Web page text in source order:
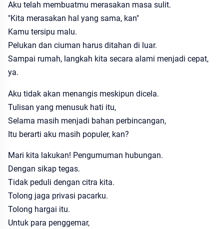
Aku telah membuatmu merasakan masa sulit.
"Kita merasakan hal yang sama, kan"
Kamu tersipu malu.
Pelukan dan ciuman harus ditahan di luar.
Sampai rumah, langkah kita secara alami menjadi cepat,
ya.
Aku tidak akan menangis meskipun dicela.
Tulisan yang menusuk hati itu,
Selama masih menjadi bahan perbincangan,
Itu berarti aku masih populer, kan?
Mari kita lakukan! Pengumuman hubungan.
Dengan sikap tegas.
Tidak peduli dengan citra kita.
Tolong jaga privasi pacarku.
Tolong hargai itu.
Untuk para penggemar,